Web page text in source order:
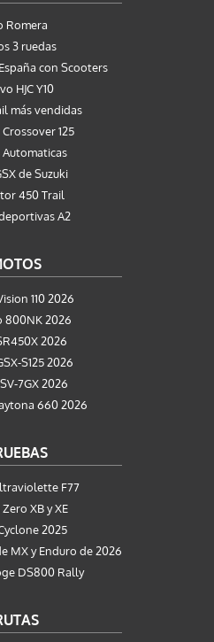
Romera
3 ruedas
con Scooters
HJC Y10
más vendidas
125
de Suzuki
450 Trail
A2
110 2026
800NK 2026
2026
S125 2026
7GX 2026
660 2026
F77
XB y XE
2025
MX y Enduro de 2026
DS800 Rally